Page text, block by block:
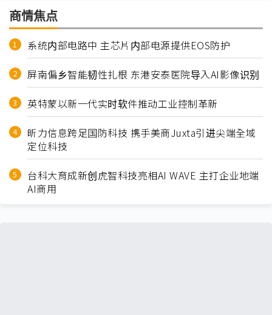
商情焦点
系统内部电路中 主芯片内部电源提供EOS防护
屏南偏乡智能韧性扎根 东港安泰医院导入AI影像识别
英特蒙以新一代实时软件推动工业控制革新
昕力信息跨足国防科技 携手美商Juxta引进尖端全域
定位科技
台科大育成新创虎智科技亮相AI WAVE 主打企业地端
AI商用